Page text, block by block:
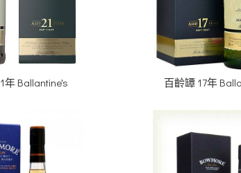
年 Ballantine's 百齡罈 17年